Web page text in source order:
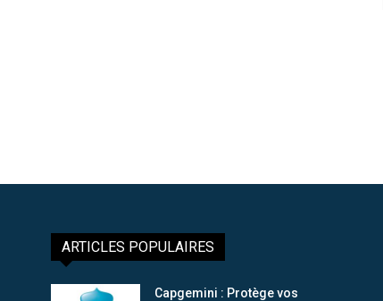
ARTICLES POPULAIRES
Capgemini : Protège vos